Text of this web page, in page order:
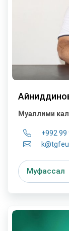
Муаллими
+992 99
Муфассал